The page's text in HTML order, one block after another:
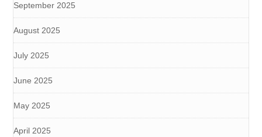
September 2025
August 2025
July 2025
June 2025
May 2025
April 2025